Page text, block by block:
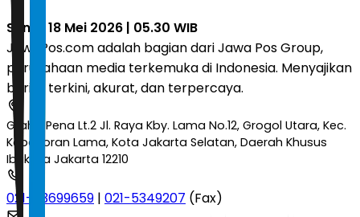
Senin, 18 Mei 2026 | 05.30 WIB
JawaPos.com adalah bagian dari Jawa Pos Group,
perusahaan media terkemuka di Indonesia. Menyajikan
berita terkini, akurat, dan terpercaya.
Graha Pena Lt.2 Jl. Raya Kby. Lama No.12, Grogol Utara, Kec.
Kebayoran Lama, Kota Jakarta Selatan, Daerah Khusus
Ibukota Jakarta 12210
021-53699659 | 021-5349207 (Fax)